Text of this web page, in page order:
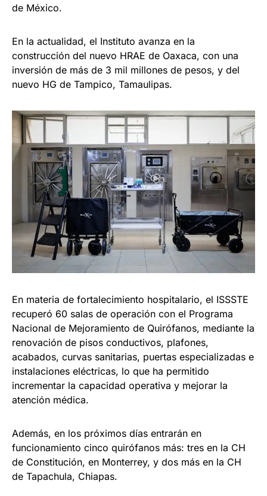
de México.
En la actualidad, el Instituto avanza en la
construcción del nuevo HRAE de Oaxaca, con una
inversión de más de 3 mil millones de pesos, y del
nuevo HG de Tampico, Tamaulipas.
En materia de fortalecimiento hospitalario, el ISSSTE
recuperó 60 salas de operación con el Programa
Nacional de Mejoramiento de Quirófanos, mediante la
renovación de pisos conductivos, plafones,
acabados, curvas sanitarias, puertas especializadas e
instalaciones eléctricas, lo que ha permitido
incrementar la capacidad operativa y mejorar la
atención médica.
Además, en los próximos días entrarán en
funcionamiento cinco quirófanos más: tres en la CH
de Constitución, en Monterrey, y dos más en la CH
de Tapachula, Chiapas.